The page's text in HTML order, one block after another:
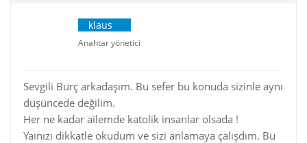
klaus
Anahtar yönetici
Sevgili Burç arkadaşım. Bu sefer bu konuda sizinle aynı
düşüncede değilim.
Her ne kadar ailemde katolik insanlar olsada !
Yaınızı dikkatle okudum ve sizi anlamaya çalışdım. Bu